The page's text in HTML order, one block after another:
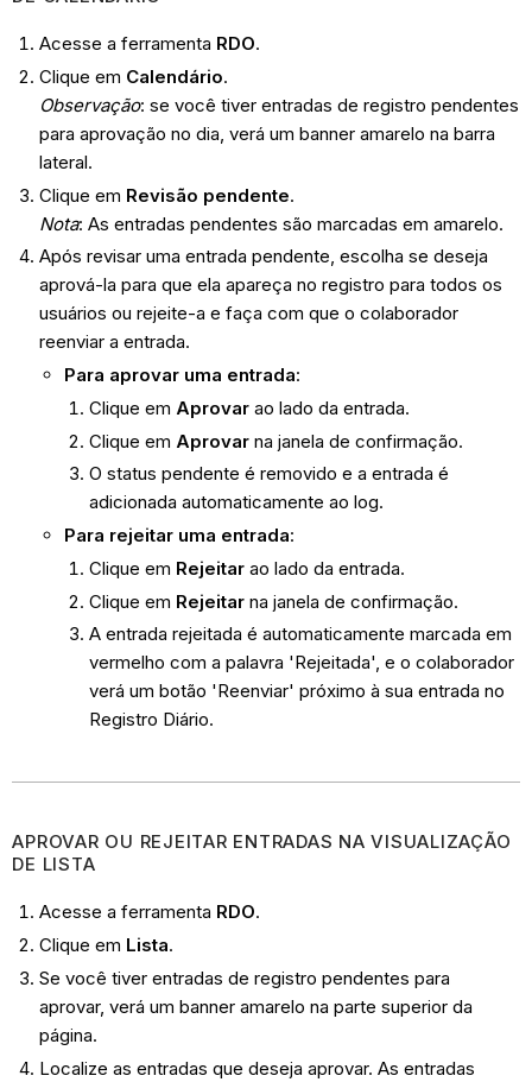
Acesse a ferramenta RDO.
Clique em Calendário.
Observação: se você tiver entradas de registro pendentes
para aprovação no dia, verá um banner amarelo na barra
lateral.
Clique em Revisão pendente.
Nota: As entradas pendentes são marcadas em amarelo.
Após revisar uma entrada pendente, escolha se deseja
aprová-la para que ela apareça no registro para todos os
usuários ou rejeite-a e faça com que o colaborador
reenviar a entrada.
Para aprovar uma entrada:
Clique em Aprovarao lado da entrada.
Clique em Aprovarna janela de confirmação.
O status pendente é removido e a entrada é
adicionada automaticamente ao log.
Para rejeitar uma entrada:
Clique em Rejeitarao lado da entrada.
Clique em Rejeitarna janela de confirmação.
A entrada rejeitada é automaticamente marcada em
vermelho com a palavra 'Rejeitada', e o colaborador
verá um botão 'Reenviar' próximo à sua entrada no
Registro Diário.
APROVAR OU REJEITAR ENTRADAS NA VISUALIZAÇÃO
DE LISTA
Acesse a ferramenta RDO.
Clique em Lista.
Se você tiver entradas de registro pendentes para
aprovar, verá um banner amarelo na parte superior da
página.
Localize as entradas que deseja aprovar. As entradas